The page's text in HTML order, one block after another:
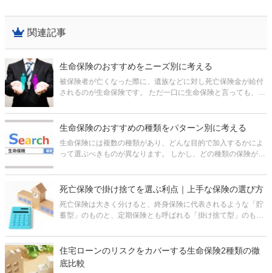
関連記事
生命保険のおすすめをニーズ別に考える
被保険者が亡くなった際に、遺族などに対し死亡保険金が給付
されるのが生命保険です。 ただ一口に生命保険と言っても、加
ズに合わせていくつかの種類があります。 そのため加入する際
は、最もニーズに
生命保険のおすすめの種類をパターン別に考える
生命保険には複数の種類があり、どんな目的で加入するかによ
って選ぶべきものが異なります。 しかし、どの種類の保険がど
ん。しかも、保険会社によっても中身が微妙に異なっていま
す。 そのため、どれ
死亡保険で掛け捨てを選ぶ利点｜上手な保険の選び方
死亡保険は大きく分けると、終身保険に代表されるような「貯
蓄型」のものと、定期保険とも呼ばれる「掛け捨て型」のもの
貯蓄型の方がお得で、掛け捨て型は保険のお世話にならなかっ
た際に払い損になるからもったいな
住宅ローンのリスクをカバーする生命保険2種類の徹
底比較